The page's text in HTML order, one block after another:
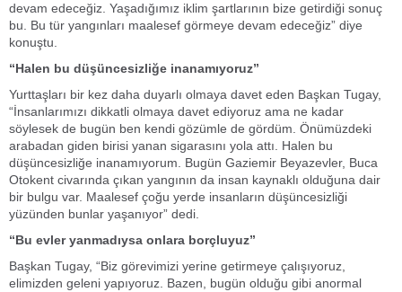
devam edeceğiz. Yaşadığımız iklim şartlarının bize getirdiği sonuç
bu. Bu tür yangınları maalesef görmeye devam edeceğiz” diye
konuştu.
“Halen bu düşüncesizliğe inanamıyoruz”
Yurttaşları bir kez daha duyarlı olmaya davet eden Başkan Tugay,
“İnsanlarımızı dikkatli olmaya davet ediyoruz ama ne kadar
söylesek de bugün ben kendi gözümle de gördüm. Önümüzdeki
arabadan giden birisi yanan sigarasını yola attı. Halen bu
düşüncesizliğe inanamıyorum. Bugün Gaziemir Beyazevler, Buca
Otokent civarında çıkan yangının da insan kaynaklı olduğuna dair
bir bulgu var. Maalesef çoğu yerde insanların düşüncesizliği
yüzünden bunlar yaşanıyor” dedi.
“Bu evler yanmadıysa onlara borçluyuz”
Başkan Tugay, “Biz görevimizi yerine getirmeye çalışıyoruz,
elimizden geleni yapıyoruz. Bazen, bugün olduğu gibi anormal